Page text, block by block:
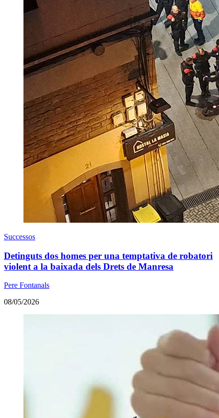
Successos
Detinguts dos homes per una temptativa de robatori
violent a la baixada dels Drets de Manresa
Pere Fontanals
08/05/2026